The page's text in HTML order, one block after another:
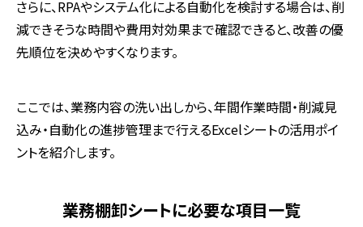
さらに、RPAやシステム化による自動化を検討する場合は、削
減できそうな時間や費用対効果まで確認できると、改善の優
先順位を決めやすくなります。
ここでは、業務内容の洗い出しから、年間作業時間・削減見
込み・自動化の進捗管理まで行えるExcelシートの活用ポイ
ントを紹介します。
業務棚卸シートに必要な項目一覧